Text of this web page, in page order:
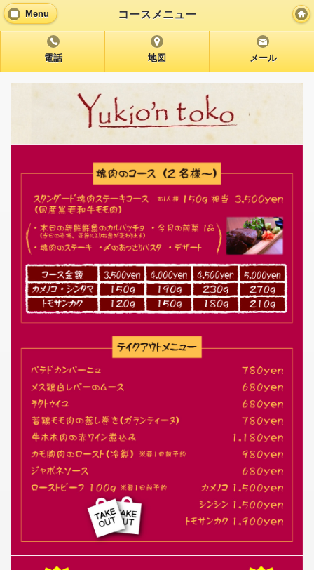
Menu コースメニュー
電話 地図 メール